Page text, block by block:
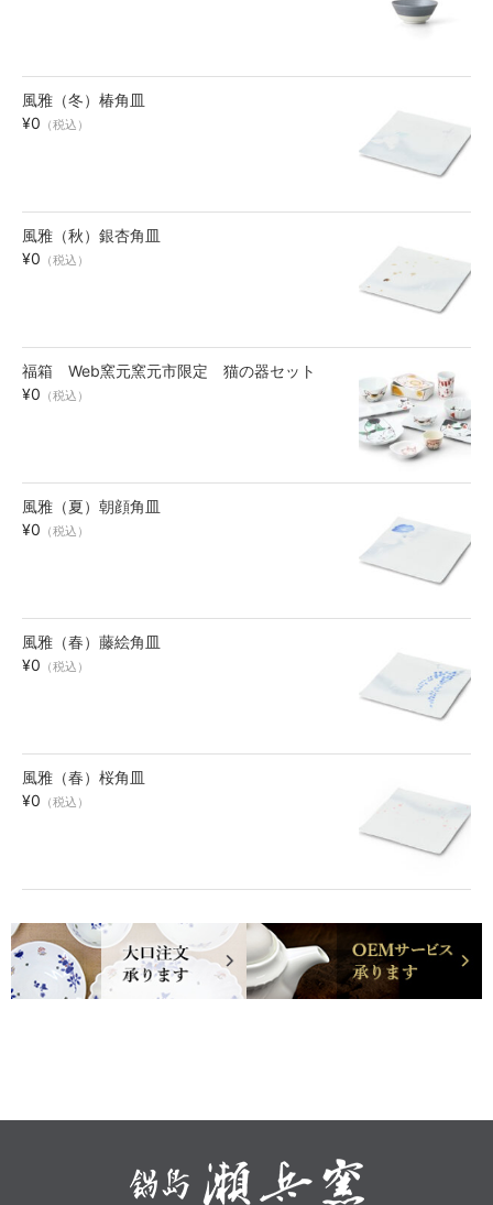
アクセサリー
accessory
お買い物ガイド
SHOPPING GUIDE
風雅（冬）椿角皿
¥0 （税込）
風雅（秋）銀杏角皿
¥0 （税込）
福箱 Web窯元窯元市限定 猫の器セット
¥0 （税込）
風雅（夏）朝顔角皿
¥0 （税込）
風雅（春）藤絵角皿
¥0 （税込）
風雅（春）桜角皿
¥0 （税込）